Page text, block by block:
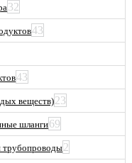
32
43
43
веществ)23
шланги69
трубопроводы2